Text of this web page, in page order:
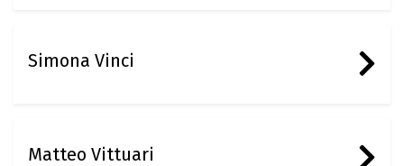
Simona Vinci
Matteo Vittuari